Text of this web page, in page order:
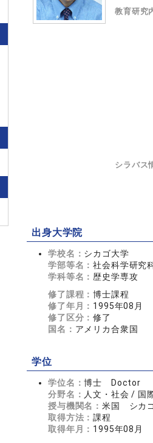
教育研究
シラバス
出身大学院
学校名： シカゴ大学
学部等名：社会科学研究
学科等名： 歴史学専攻
修了課程：博士課程
修了年月： 1995年08月
修了区分：修了
国名： アメリカ合衆国
学位
学位名：博士 Doctor
分野名： 人文・社会 / 国
授与機関名：米国 シカ
取得方法：課程
取得年月： 1995年08月